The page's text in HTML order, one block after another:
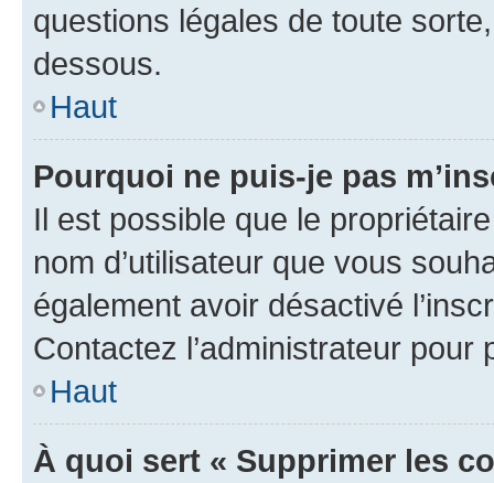
questions légales de toute
dessous.
Haut
Pourquoi ne puis-je pas
Il est possible que le
nom d’utilisateur que vous
également avoir désactivé
Contactez l’administrateur
Haut
À quoi sert « Supprimer les